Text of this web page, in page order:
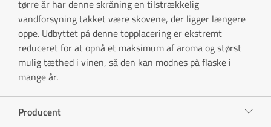
tørre år har denne skråning en tilstrækkelig
vandforsyning takket være skovene, der ligger længere
oppe. Udbyttet på denne topplacering er ekstremt
reduceret for at opnå et maksimum af aroma og størst
mulig tæthed i vinen, så den kan modnes på flaske i
mange år.
Producent